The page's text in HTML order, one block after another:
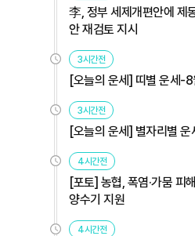
李, 정부 세제개편안에 제
안 재검토 지시
3시간전
[오늘의 운세] 띠별 운세-
3시간전
[오늘의 운세] 별자리별
4시간전
[포토] 농협, 폭염·가뭄 피
양수기 지원
4시간전